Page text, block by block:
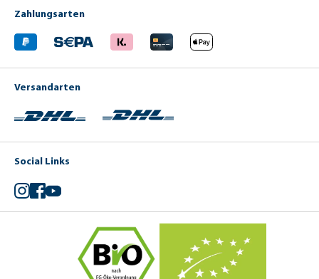
Zahlungsarten
Versandarten
Social Links
Instagram
Facebook
YouTube